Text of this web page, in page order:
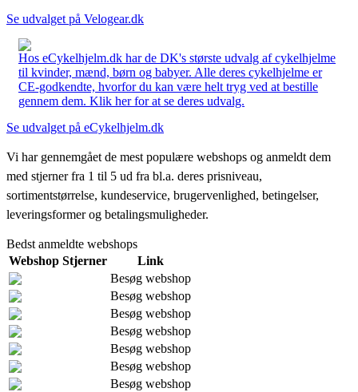
Se udvalget på Velogear.dk
Hos eCykelhjelm.dk har de DK's største udvalg af cykelhjelme
til kvinder, mænd, børn og babyer. Alle deres cykelhjelme er
CE-godkendte, hvorfor du kan være helt tryg ved at bestille
gennem dem. Klik her for at se deres udvalg.
Se udvalget på eCykelhjelm.dk
Vi har gennemgået de mest populære webshops og anmeldt dem
med stjerner fra 1 til 5 ud fra bl.a. deres prisniveau,
sortimentstørrelse, kundeservice, brugervenlighed, betingelser,
leveringsformer og betalingsmuligheder.
Bedst anmeldte webshops
Webshop Stjerner
Link
Besøg webshop
Besøg webshop
Besøg webshop
Besøg webshop
Besøg webshop
Besøg webshop
Besøg webshop